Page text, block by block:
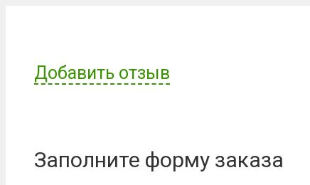
Добавить отзыв
Отзыв:
Заполните форму заказа